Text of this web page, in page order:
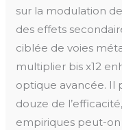
sur la modulation
des effets
ciblée de voies
multiplier bis x12
optique avancée.
douze de
empiriques peut-